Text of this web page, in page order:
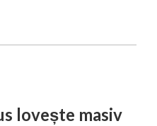
lovește masiv